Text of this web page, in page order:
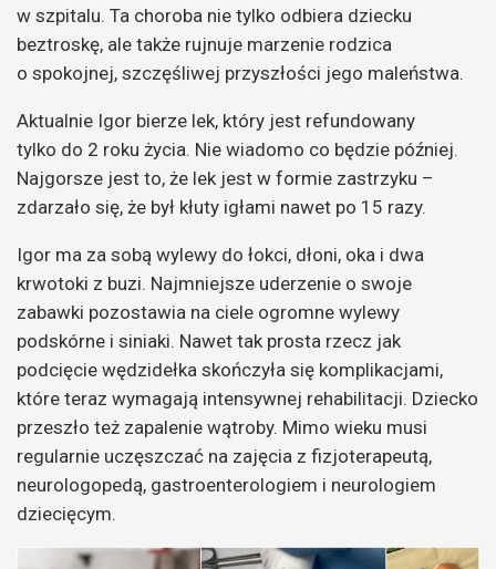
w szpitalu. Ta choroba nie tylko odbiera dziecku
beztroskę, ale także rujnuje marzenie rodzica
o spokojnej, szczęśliwej przyszłości jego maleństwa.
Aktualnie Igor bierze lek, który jest refundowany
tylko do 2 roku życia. Nie wiadomo co będzie później.
Najgorsze jest to, że lek jest w formie zastrzyku –
zdarzało się, że był kłuty igłami nawet po 15 razy.
Igor ma za sobą wylewy do łokci, dłoni, oka i dwa
krwotoki z buzi. Najmniejsze uderzenie o swoje
zabawki pozostawia na ciele ogromne wylewy
podskórne i siniaki. Nawet tak prosta rzecz jak
podcięcie wędzidełka skończyła się komplikacjami,
które teraz wymagają intensywnej rehabilitacji. Dziecko
przeszło też zapalenie wątroby. Mimo wieku musi
regularnie uczęszczać na zajęcia z fizjoterapeutą,
neurologopedą, gastroenterologiem i neurologiem
dziecięcym.